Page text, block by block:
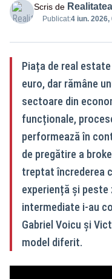
Scris de
Publicat:4 iun. 2026,
Piața de real
euro, dar rămâne
sectoare din
funcționale,
performează în
de pregătire a
treptat încrederea
experiență și
intermediate i-au
Gabriel Voicu și
model diferit.